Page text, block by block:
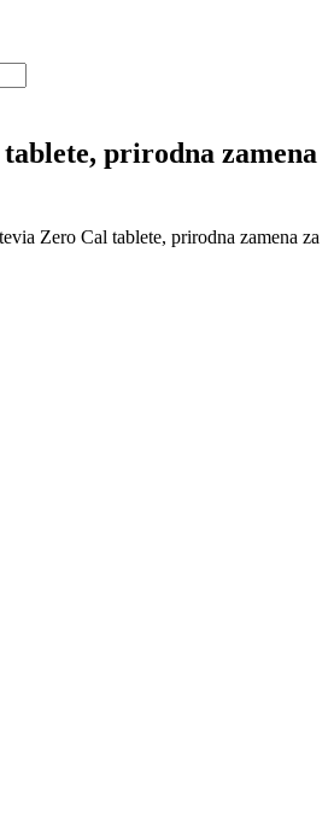
prirodna zamena
Zero Cal tablete, prirodna zamena za